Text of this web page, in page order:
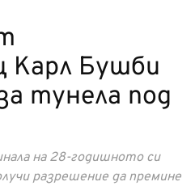
Карл Бушби
тунела под
на 28-годишното си
разрешение да премине